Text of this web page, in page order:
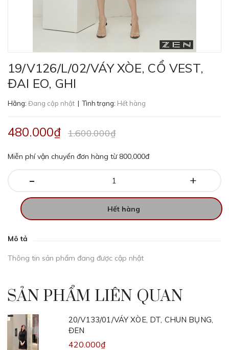
19/V126/L/02/VÁY XÒE, CỔ VEST,
ĐAI EO, GHI
Hãng: Đang cập nhật | Tình trạng: Hết hàng
480.000₫ 1.600.000₫
Miễn phí vận chuyển đơn hàng từ 800,000đ
- +
Hết hàng
Mô tả
Thông tin sản phẩm đang được cập nhật
SẢN PHẨM LIÊN QUAN
20/V133/01/VÁY XÒE, DT, CHUN BỤNG,
ĐEN
420.000₫